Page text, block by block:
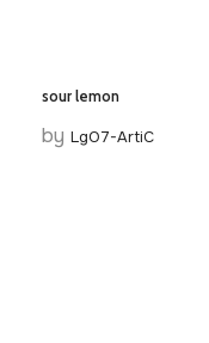
sour lemon
by LgO7-ArtiC